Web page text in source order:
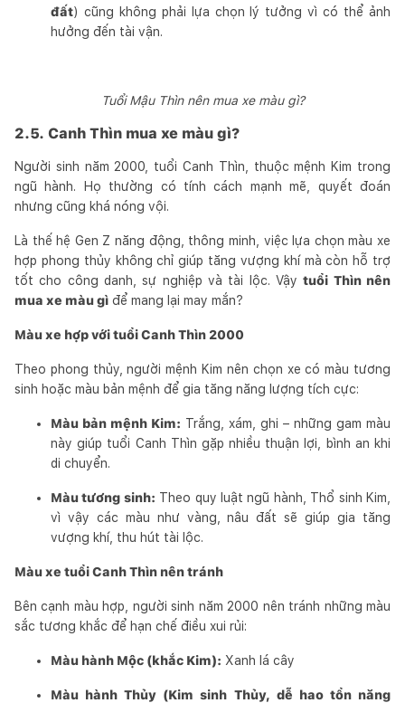
đất) cũng không phải lựa chọn lý tưởng vì có thể ảnh
hưởng đến tài vận.
Tuổi Mậu Thìn nên mua xe màu gì?
2.5. Canh Thìn mua xe màu gì?
Người sinh năm 2000, tuổi Canh Thìn, thuộc mệnh Kim trong
ngũ hành. Họ thường có tính cách mạnh mẽ, quyết đoán
nhưng cũng khá nóng vội.
Là thế hệ Gen Z năng động, thông minh, việc lựa chọn màu xe
hợp phong thủy không chỉ giúp tăng vượng khí mà còn hỗ trợ
tốt cho công danh, sự nghiệp và tài lộc. Vậytuổi Thìn nên
mua xe màu gì để mang lại may mắn?
Màu xe hợp với tuổi Canh Thìn 2000
Theo phong thủy, người mệnh Kim nên chọn xe có màu tương
sinh hoặc màu bản mệnh để gia tăng năng lượng tích cực:
Màu bản mệnh Kim: Trắng, xám, ghi – những gam màu
này giúp tuổi Canh Thìn gặp nhiều thuận lợi, bình an khi
di chuyển.
Màu tương sinh: Theo quy luật ngũ hành, Thổ sinh Kim,
vì vậy các màu như vàng, nâu đất sẽ giúp gia tăng
vượng khí, thu hút tài lộc.
Màu xe tuổi Canh Thìn nên tránh
Bên cạnh màu hợp, người sinh năm 2000 nên tránh những màu
sắc tương khắc để hạn chế điều xui rủi:
Màu hành Mộc (khắc Kim): Xanh lá cây
Màu hành Thủy (Kim sinh Thủy, dễ hao tổn năng